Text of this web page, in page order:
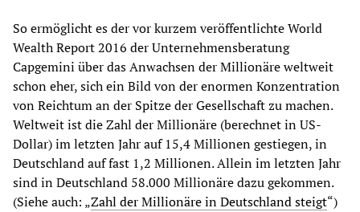
So ermöglicht es der vor kurzem veröffentlichte World
Wealth Report 2016 der Unternehmensberatung
Capgemini über das Anwachsen der Millionäre weltweit
schon eher, sich ein Bild von der enormen Konzentration
von Reichtum an der Spitze der Gesellschaft zu machen.
Weltweit ist die Zahl der Millionäre (berechnet in US-
Dollar) im letzten Jahr auf 15,4 Millionen gestiegen, in
Deutschland auf fast 1,2 Millionen. Allein im letzten Jahr
sind in Deutschland 58.000 Millionäre dazu gekommen.
(Siehe auch: „Zahl der Millionäre in Deutschland steigt“)